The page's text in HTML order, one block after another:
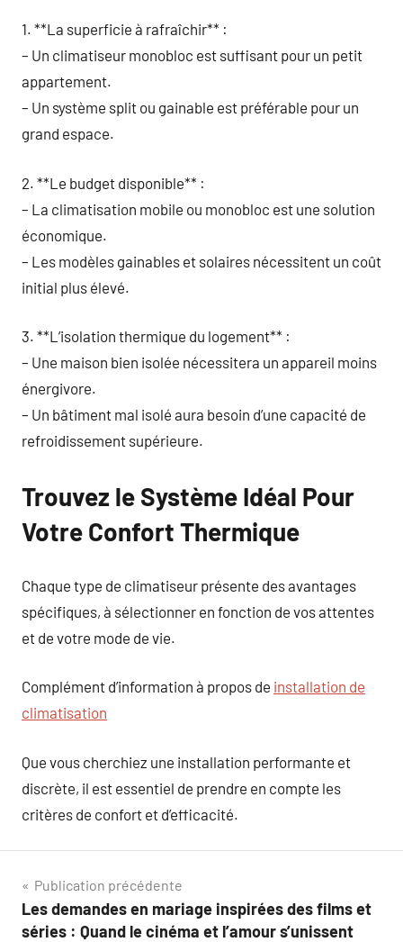
1. **La superficie à rafraîchir** :
– Un climatiseur monobloc est suffisant pour un petit
appartement.
– Un système split ou gainable est préférable pour un
grand espace.
2. **Le budget disponible** :
– La climatisation mobile ou monobloc est une solution
économique.
– Les modèles gainables et solaires nécessitent un coût
initial plus élevé.
3. **L’isolation thermique du logement** :
– Une maison bien isolée nécessitera un appareil moins
énergivore.
– Un bâtiment mal isolé aura besoin d’une capacité de
refroidissement supérieure.
Trouvez le Système Idéal Pour
Votre Confort Thermique
Chaque type de climatiseur présente des avantages
spécifiques, à sélectionner en fonction de vos attentes
et de votre mode de vie.
Complément d’information à propos de installation de
climatisation
Que vous cherchiez une installation performante et
discrète, il est essentiel de prendre en compte les
critères de confort et d’efficacité.
Navigation
de
Publication précédente
Les demandes en mariage inspirées des films et
séries : Quand le cinéma et l’amour s’unissent